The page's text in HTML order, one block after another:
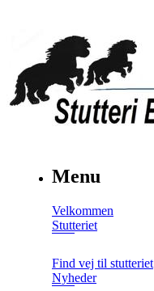
Menu
Velkommen
Stutteriet
Find vej til stutteriet
Nyheder